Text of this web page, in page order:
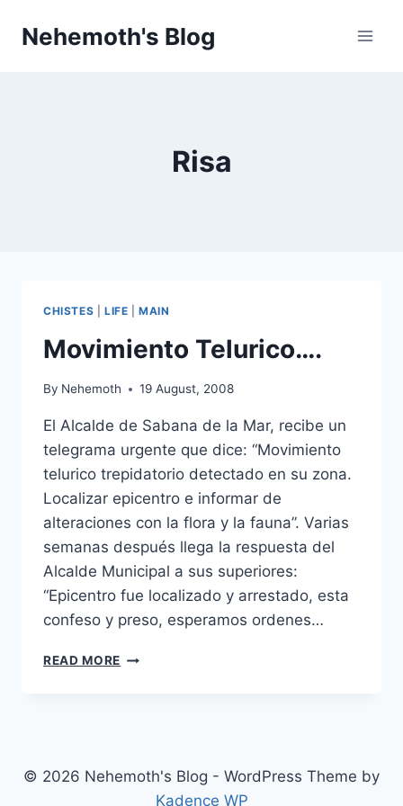
Nehemoth's Blog
Risa
CHISTES LIFE |MAIN
Movimiento Telurico….
By Nehemoth 19 August, 2008
El Alcalde de Sabana de la Mar, recibe un
telegrama urgente que dice: “Movimiento
telurico trepidatorio detectado en su zona.
Localizar epicentro e informar de
alteraciones con la flora y la fauna”. Varias
semanas después llega la respuesta del
Alcalde Municipal a sus superiores:
“Epicentro fue localizado y arrestado, esta
confeso y preso, esperamos ordenes…
READ MORE MOVIMIENTO
© 2026 Nehemoth's Blog - WordPress Theme by
Kadence WP